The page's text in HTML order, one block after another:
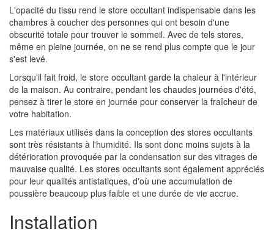
L'opacité du tissu rend le store occultant indispensable dans les
chambres à coucher des personnes qui ont besoin d'une
obscurité totale pour trouver le sommeil. Avec de tels stores,
même en pleine journée, on ne se rend plus compte que le jour
s'est levé.
Lorsqu'il fait froid, le store occultant garde la chaleur à l'intérieur
de la maison. Au contraire, pendant les chaudes journées d'été,
pensez à tirer le store en journée pour conserver la fraîcheur de
votre habitation.
Les matériaux utilisés dans la conception des stores occultants
sont très résistants à l'humidité. Ils sont donc moins sujets à la
détérioration provoquée par la condensation sur des vitrages de
mauvaise qualité. Les stores occultants sont également appréciés
pour leur qualités antistatiques, d'où une accumulation de
poussière beaucoup plus faible et une durée de vie accrue.
Installation